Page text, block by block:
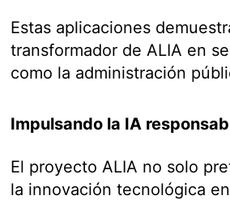
Estas aplicaciones
transformador de ALIA en
como la administración
Impulsando la IA
El proyecto ALIA no solo
la innovación tecnológica